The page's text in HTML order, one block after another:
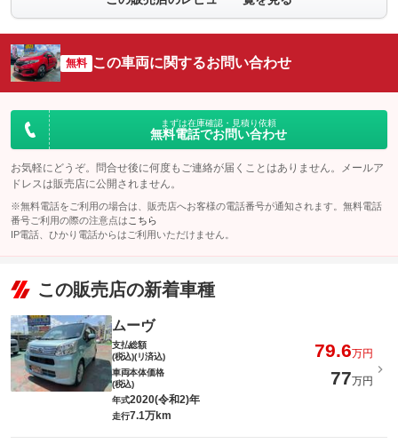
無料 この車両に関するお問い合わせ
まずは在庫確認・見積り依頼
無料電話でお問い合わせ
お気軽にどうぞ。問合せ後に何度もご連絡が届くことはありません。メールア
ドレスは販売店に公開されません。
※無料電話をご利用の場合は、販売店へお客様の電話番号が通知されます。無料電話
番号ご利用の際の注意点は こちら
IP電話、ひかり電話からはご利用いただけません。
この販売店の新着車種
ムーヴ
支払総額
(税込)(リ済込)
79.6万円
車両本体価格
(税込)
77万円
年式2020(令和2)年
走行7.1万km